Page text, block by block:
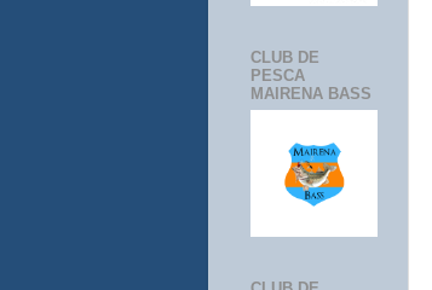
CLUB DE
PESCA
MAIRENA BASS